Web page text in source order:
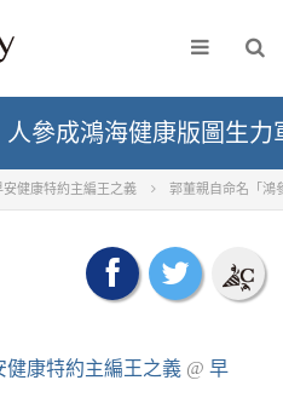
參成鴻海健康版圖生力
安健康特約主編王之義 郭董親自命名「鴻
健康特約主編王之義 @ 早